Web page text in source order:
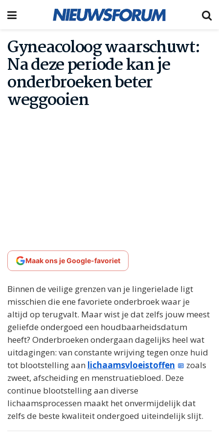
Gyneacoloog waarschuwt:
Na deze periode kan je
onderbroeken beter
weggooien
Maak ons je Google-favoriet
Binnen de veilige grenzen van je lingerielade ligt
misschien die ene favoriete onderbroek waar je
altijd op terugvalt. Maar wist je dat zelfs jouw meest
geliefde ondergoed een houdbaarheidsdatum
heeft? Onderbroeken ondergaan dagelijks heel wat
uitdagingen: van constante wrijving tegen onze huid
tot blootstelling aan lichaamsvloeistoffen
zoals
zweet, afscheiding en menstruatiebloed. Deze
continue blootstelling aan diverse
lichaamsprocessen maakt het onvermijdelijk dat
zelfs de beste kwaliteit ondergoed uiteindelijk slijt.